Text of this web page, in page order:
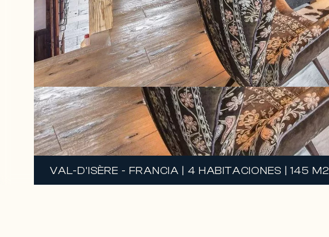
VAL-D'ISÈRE - FRANCIA | 4 HABITACIONES | 145 M2